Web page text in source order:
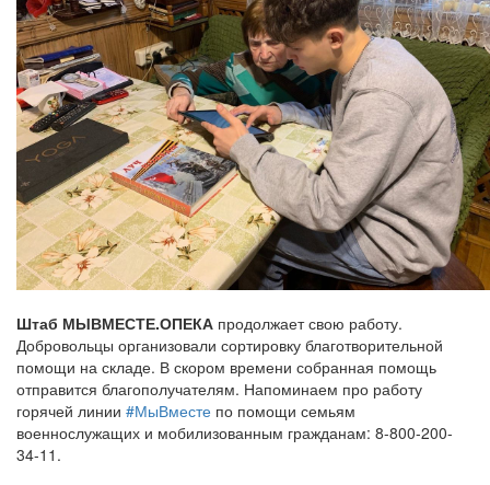
Штаб МЫВМЕСТЕ.ОПЕКА продолжает свою работу.
Добровольцы организовали сортировку благотворительной
помощи на складе. В скором времени собранная помощь
отправится благополучателям. Напоминаем про работу
горячей линии #МыВместе по помощи семьям
военнослужащих и мобилизованным гражданам: 8-800-200-
34-11.